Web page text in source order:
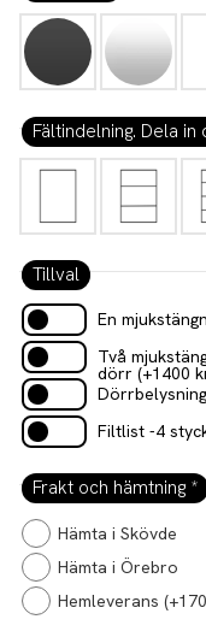
Fältindelning. Dela
Tillval
En
Två
dörr (+1400
Dörrbelysning
Filtlist -4
Frakt och hämtning *
Hämta i Skövde
Hämta i Örebro
Hemleverans (+